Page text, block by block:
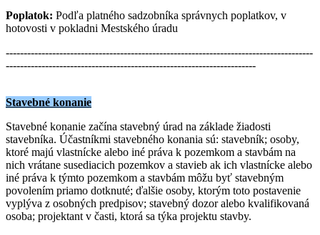
Poplatok: Podľa platného sadzobníka správnych poplatkov, v
hotovosti v pokladni Mestského úradu
--------------------------------------------------------------------------------------
----------------------------------------------------------------------
Stavebné konanie
Stavebné konanie začína stavebný úrad na základe žiadosti
stavebníka. Účastníkmi stavebného konania sú: stavebník; osoby,
ktoré majú vlastnícke alebo iné práva k pozemkom a stavbám na
nich vrátane susediacich pozemkov a stavieb ak ich vlastnícke alebo
iné práva k týmto pozemkom a stavbám môžu byť stavebným
povolením priamo dotknuté; ďalšie osoby, ktorým toto postavenie
vyplýva z osobných predpisov; stavebný dozor alebo kvalifikovaná
osoba; projektant v časti, ktorá sa týka projektu stavby.